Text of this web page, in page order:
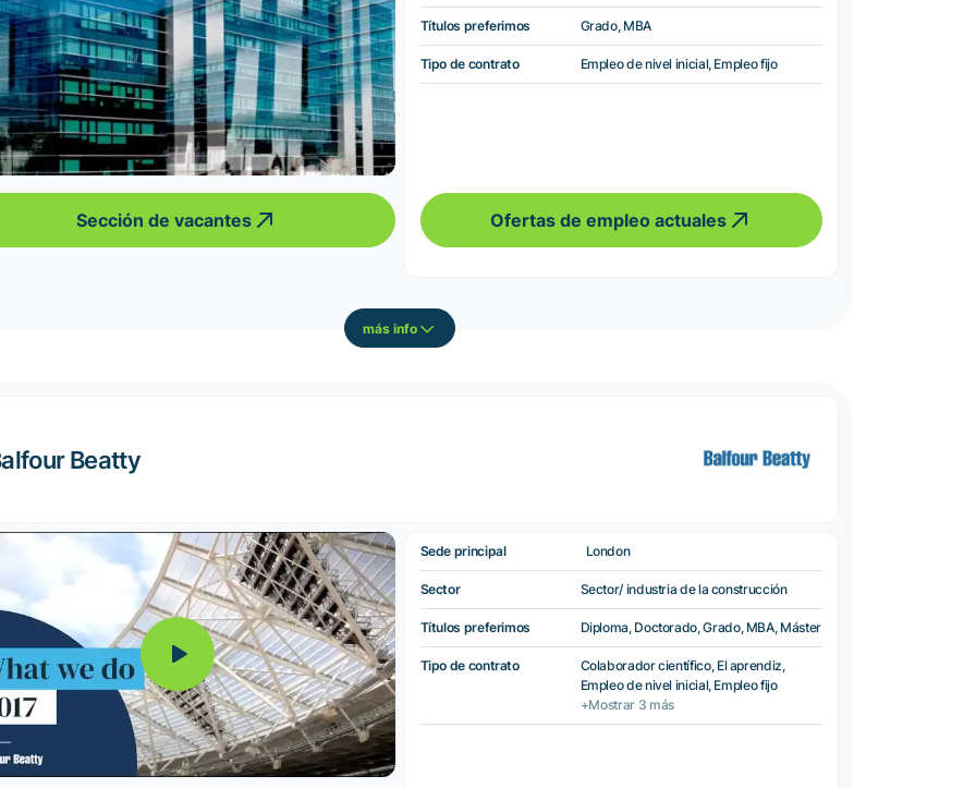
Sección de vacantes
Títulos preferimos Grado, MBA
Tipo de contrato Empleo de nivel inicial, Empleo fijo
Ofertas de empleo actuales
más info
Beatty
Sede principal London
Sector Sector/ industria de la construcción
Títulos preferimos Diploma, Doctorado, Grado, MBA, Máster
Tipo de contrato
Colaborador científico, El aprendiz,
Empleo de nivel inicial, Empleo fijo
+Mostrar 3 más